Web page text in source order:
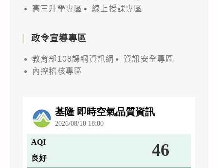
高三升學專區
線上授課專區
政令宣導專區
教育部108課綱資訊網
資訊安全專區
內控稽核專區